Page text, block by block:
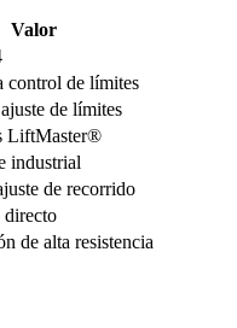
Valor
control de límites
de límites
LiftMaster®
industrial
de recorrido
directo
de alta resistencia